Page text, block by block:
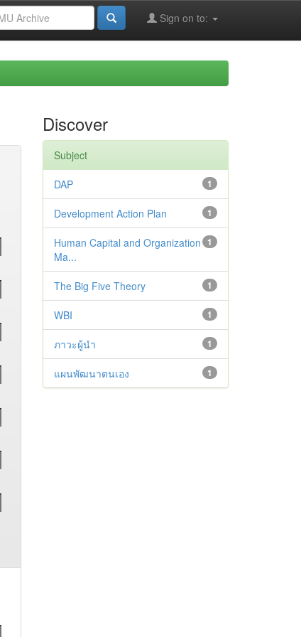
Sign on to:
Discover
Subject
1
DAP
1
Development Action Plan
1
Human Capital and Organization
Ma...
1
The Big Five Theory
1
WBI
1
ภาวะผู้นำ
1
แผนพัฒนาตนเอง